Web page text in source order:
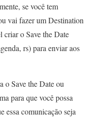
se você tem
vai fazer um Destination
criar o Save the Date
rs) para enviar aos
o Save the Date ou
para que você possa
essa comunicação seja